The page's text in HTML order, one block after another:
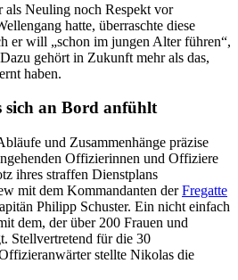
als Neuling noch Respekt vor
hatte, überraschte diese
er will „schon im jungen Alter führen“,
gehört in Zukunft mehr als das,
haben.
sich an Bord anfühlt
und Zusammenhänge präzise
Offizierinnen und Offiziere
ihres straffen Dienstplans
mit dem Kommandanten derFregatte
Philipp Schuster. Ein nicht einfach
dem, der über 200 Frauen und
Stellvertretend für die 30
stellte Nikolas die